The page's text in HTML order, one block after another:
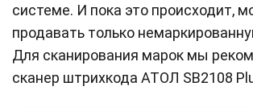
системе. И пока это происходит,
продавать только
Для сканирования марок мы
сканер штрихкода АТОЛ SB2108